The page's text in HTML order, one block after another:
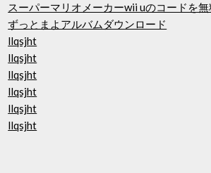
スーパーマリオメーカーwii uのコードを
ずっとまよアルバムダウンロード
llqsjht
llqsjht
llqsjht
llqsjht
llqsjht
llqsjht